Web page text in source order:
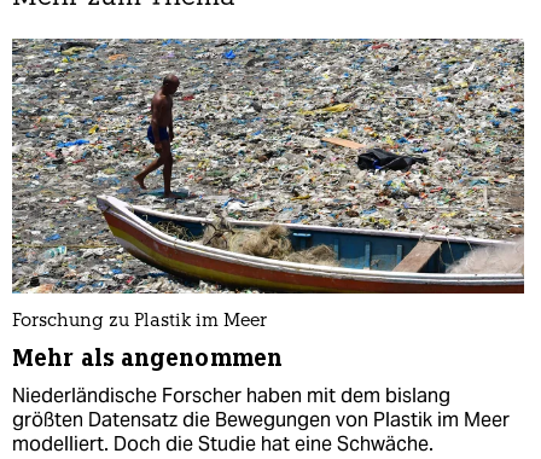
Forschung zu Plastik im Meer
Mehr als angenommen
Niederländische Forscher haben mit dem bislang
größten Datensatz die Bewegungen von Plastik im Meer
modelliert. Doch die Studie hat eine Schwäche.